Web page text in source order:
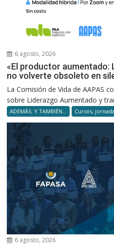
6 agosto, 2026
«El productor aumentado:
no volverte obsoleto en
La Comisión de Vida de AAPAS
sobre Liderazgo Aumentado y
ADEMÁS. Y TAMBIÉN... Cursos,
6 agosto, 2026